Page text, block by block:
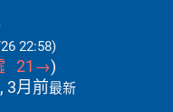
22:58)
21 →)
, 3月前最新